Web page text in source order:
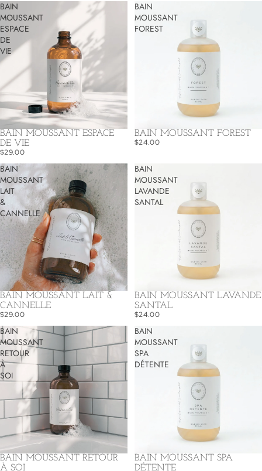
BAIN
MOUSSANT
ESPACE
DE
VIE
BAIN MOUSSANT ESPACE
DE VIE
$29.00
BAIN
MOUSSANT
FOREST
BAIN MOUSSANT FOREST
$24.00
BAIN
MOUSSANT
LAIT
&
CANNELLE
BAIN MOUSSANT LAIT &
CANNELLE
$29.00
BAIN
MOUSSANT
LAVANDE
SANTAL
BAIN MOUSSANT LAVANDE
SANTAL
$24.00
BAIN
MOUSSANT
RETOUR
À
SOI
BAIN MOUSSANT RETOUR
À SOI
BAIN
MOUSSANT
SPA
DÉTENTE
BAIN MOUSSANT SPA
DÉTENTE